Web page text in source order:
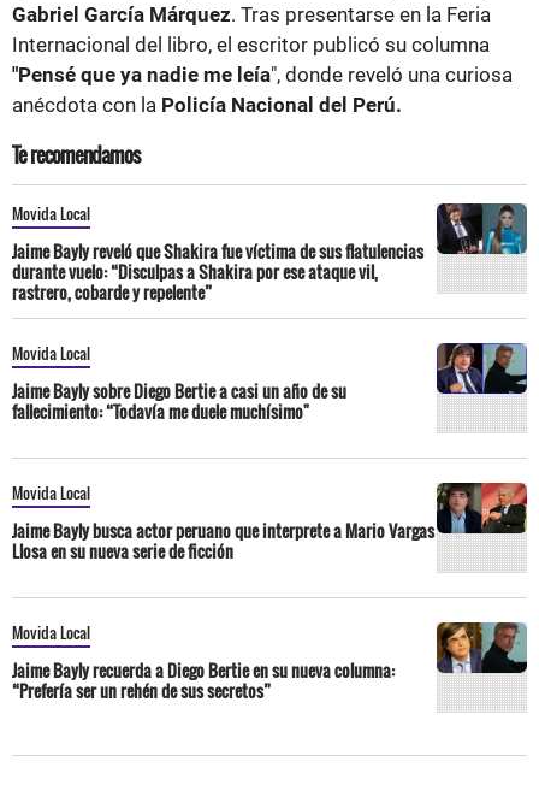
Gabriel García Márquez. Tras presentarse en la Feria
Internacional del libro, el escritor publicó su columna
"Pensé que ya nadie me leía", donde reveló una curiosa
anécdota con la Policía Nacional del Perú.
Te recomendamos
Movida Local
Jaime Bayly reveló que Shakira fue víctima de sus flatulencias
durante vuelo: “Disculpas a Shakira por ese ataque vil,
rastrero, cobarde y repelente”
Movida Local
Jaime Bayly sobre Diego Bertie a casi un año de su
fallecimiento: “Todavía me duele muchísimo"
Movida Local
Jaime Bayly busca actor peruano que interprete a Mario Vargas
Llosa en su nueva serie de ficción
Movida Local
Jaime Bayly recuerda a Diego Bertie en su nueva columna:
“Prefería ser un rehén de sus secretos”